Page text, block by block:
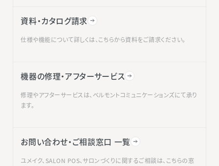
資料・カタログ請求
仕様や機能について詳しくは、こちらから資料をご請求ください。
機器の修理・アフターサービス
修理やアフターサービスは、ベルモントコミュニケーションズにて承り
ます。
お問い合わせ・ご相談窓口 一覧
ユメイク、SALON POS、サロンづくりに関するご相談は、こちらの窓